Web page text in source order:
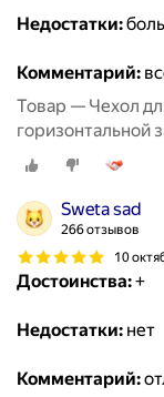
Недостатки:
Комментарий:
Товар — Чехол
горизонтальной
микс
Sweta sad
266 отзывов
10
Достоинства:+
Недостатки: нет
Комментарий: